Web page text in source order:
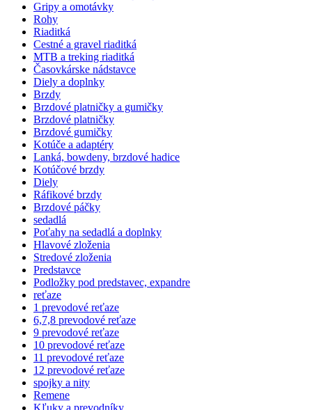
Gripy a omotávky
Rohy
Riaditká
Cestné a gravel riaditká
MTB a treking riaditká
Časovkárske nádstavce
Diely a doplnky
Brzdy
Brzdové platničky a gumičky
Brzdové platničky
Brzdové gumičky
Kotúče a adaptéry
Lanká, bowdeny, brzdové hadice
Kotúčové brzdy
Diely
Ráfikové brzdy
Brzdové páčky
sedadlá
Poťahy na sedadlá a doplnky
Hlavové zloženia
Stredové zloženia
Predstavce
Podložky pod predstavec, expandre
reťaze
1 prevodové reťaze
6,7,8 prevodové reťaze
9 prevodové reťaze
10 prevodové reťaze
11 prevodové reťaze
12 prevodové reťaze
spojky a nity
Remene